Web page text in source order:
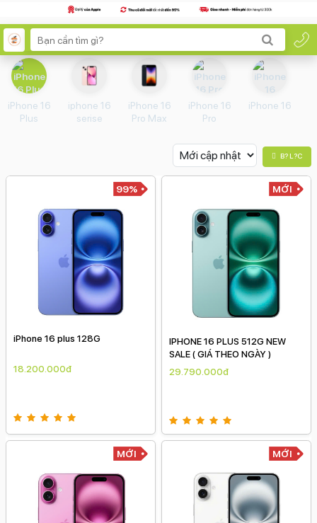
iphone 16
serise
iPhone 16
Pro Max
iPhone 16
Pro
iPhone 16
Plus
iPhone 16
B? L?c
99%
iPhone 16 plus 128G
18.200.000đ
MỚI
IPHONE 16 PLUS 512G NEW
SALE ( GIÁ THEO NGÀY )
29.790.000đ
MỚI MỚI